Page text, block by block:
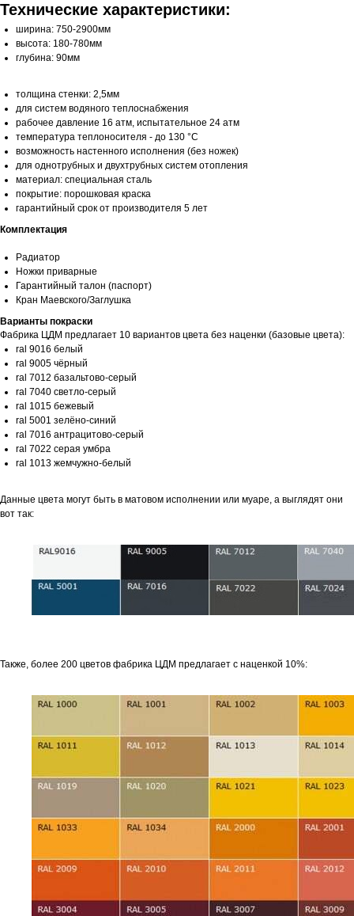
Технические характеристики:
ширина: 750-2900мм
высота: 180-780мм
глубина: 90мм
толщина стенки: 2,5мм
для систем водяного теплоснабжения
рабочее давление 16 атм, испытательное 24 атм
температура теплоносителя - до 130 °С
возможность настенного исполнения (без ножек)
для однотрубных и двухтрубных систем отопления
материал: специальная сталь
покрытие: порошковая краска
гарантийный срок от производителя 5 лет
Комплектация
Радиатор
Ножки приварные
Гарантийный талон (паспорт)
Кран Маевского/Заглушка
Варианты покраски
Фабрика ЦДМ предлагает 10 вариантов цвета без наценки (базовые цвета):
ral 9016 белый
ral 9005 чёрный
ral 7012 базальтово-серый
ral 7040 светло-серый
ral 1015 бежевый
ral 5001 зелёно-синий
ral 7016 антрацитово-серый
ral 7022 серая умбра
ral 1013 жемчужно-белый
Данные цвета могут быть в матовом исполнении или муаре, а выглядят они
вот так:
Также, более 200 цветов фабрика ЦДМ предлагает с наценкой 10%: